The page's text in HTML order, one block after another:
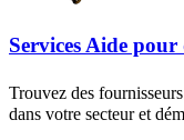
Services Aide pour
Trouvez des
dans votre secteur et